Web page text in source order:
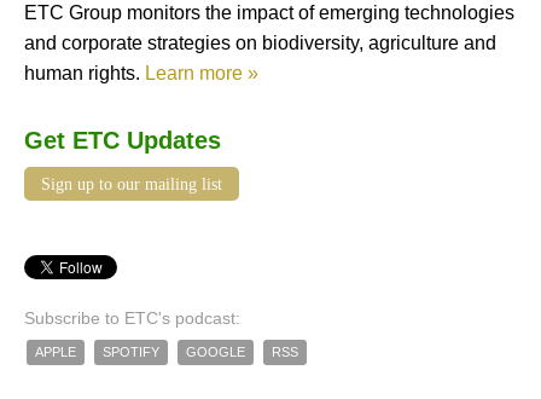
ETC Group monitors the impact of emerging technologies
and corporate strategies on biodiversity, agriculture and
human rights. Learn more »
Get ETC Updates
Sign up to our mailing list
Subscribe to ETC's podcast:
APPLE SPOTIFY GOOGLE RSS